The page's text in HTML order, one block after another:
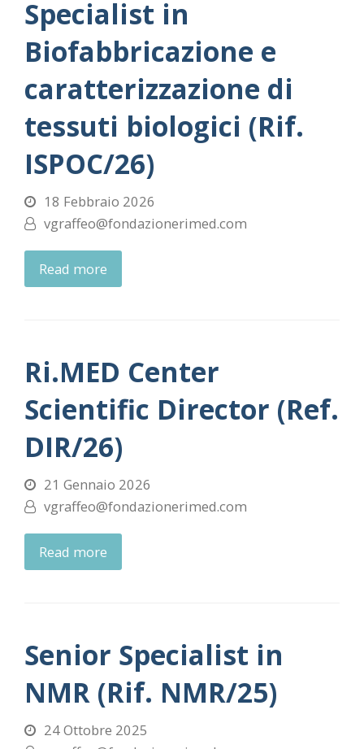
Specialist in
Biofabbricazione e
caratterizzazione di
tessuti biologici (Rif.
ISPOC/26)
18 Febbraio 2026
vgraffeo@fondazionerimed.com
Read more
Ri.MED Center
Scientific Director (Ref.
DIR/26)
21 Gennaio 2026
vgraffeo@fondazionerimed.com
Read more
Senior Specialist in
NMR (Rif. NMR/25)
24 Ottobre 2025